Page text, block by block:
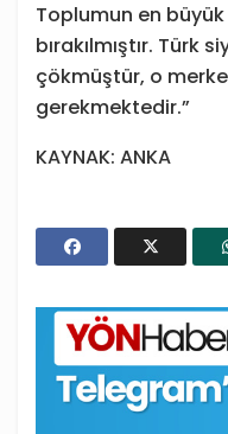
Toplumun en
bırakılmıştır. Türk
çökmüştür, o
gerekmektedir.”
KAYNAK: ANKA